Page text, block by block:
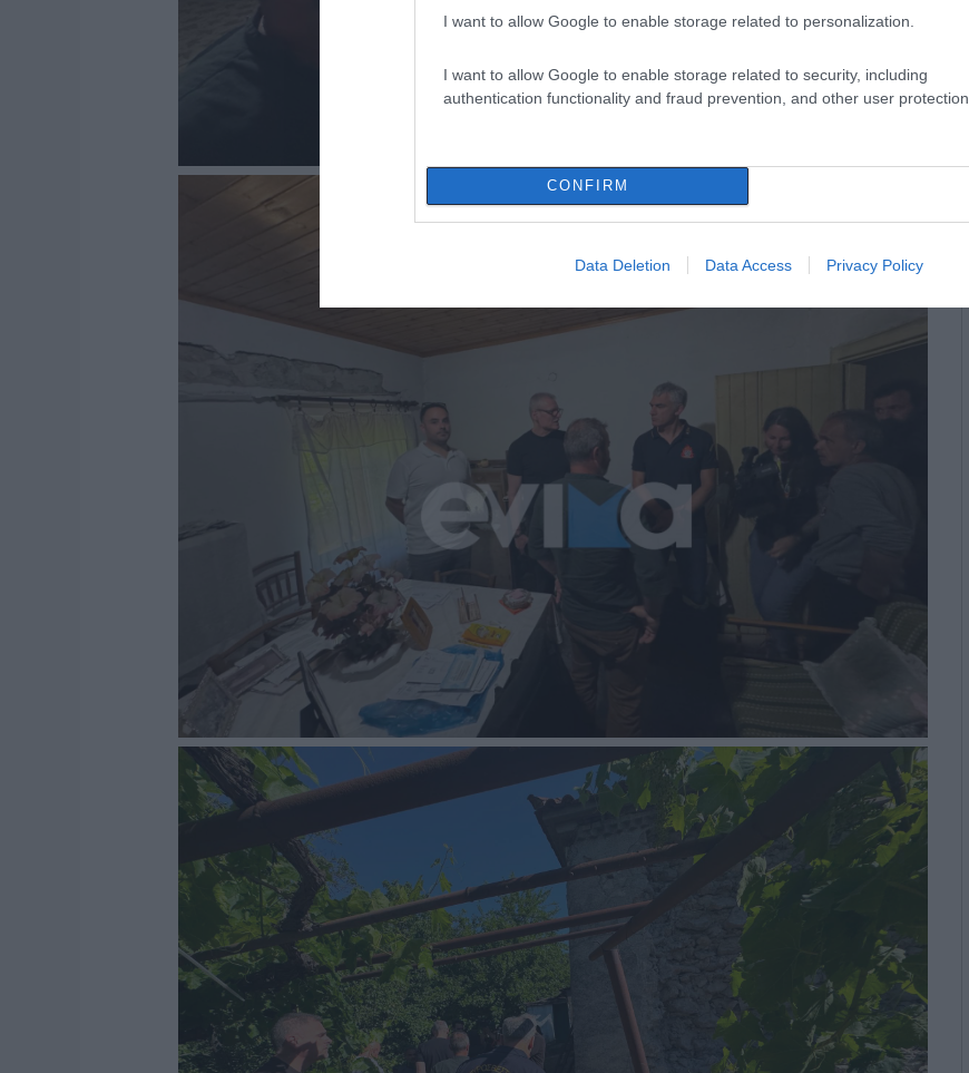
I want to allow Google to enable storage related to personalization.
I want to allow Google to enable storage related to security, including
authentication functionality and fraud prevention, and other user protection.
CONFIRM
Data Deletion Data Access Privacy Policy